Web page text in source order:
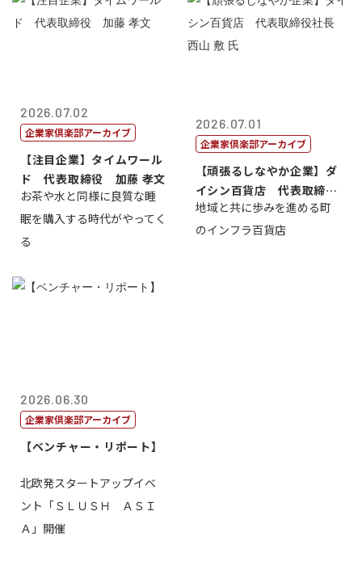
2026.07.02
企業家倶楽部アーカイブ
【注目企業】タイムワール
ド 代表取締役 加藤 孝文
お茶や水と同様に良質な睡
眠を購入する時代がやってく
る
2026.07.01
企業家倶楽部アーカイブ
【頑張るしなやか企業】ダ
イシン百貨店 代表取締役
社長 西山 ...
地域と共に歩みを進める町
のインフラ百貨店
2026.06.30
企業家倶楽部アーカイブ
【ベンチャー・リポート】
北欧発スタートアップイベ
ント「ＳＬＵＳＨ ＡＳＩ
Ａ」開催